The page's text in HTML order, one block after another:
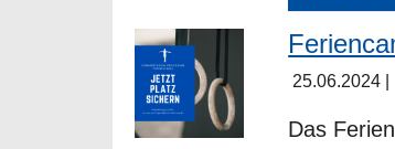
25.06.2024
Das